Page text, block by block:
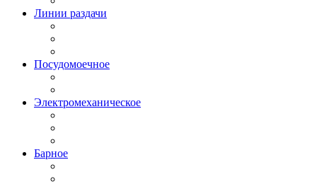
Линии раздачи
Посудомоечное
Электромеханическое
Барное